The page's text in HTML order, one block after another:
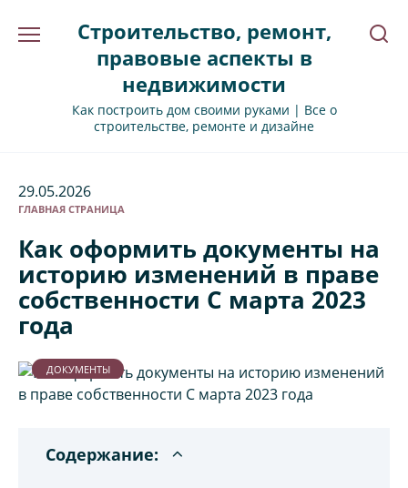
Строительство, ремонт,
правовые аспекты в
недвижимости
Как построить дом своими руками | Все о
строительстве, ремонте и дизайне
29.05.2026
ГЛАВНАЯ СТРАНИЦА
Как оформить документы на
историю изменений в праве
собственности С марта 2023
года
ДОКУМЕНТЫ
Содержание: